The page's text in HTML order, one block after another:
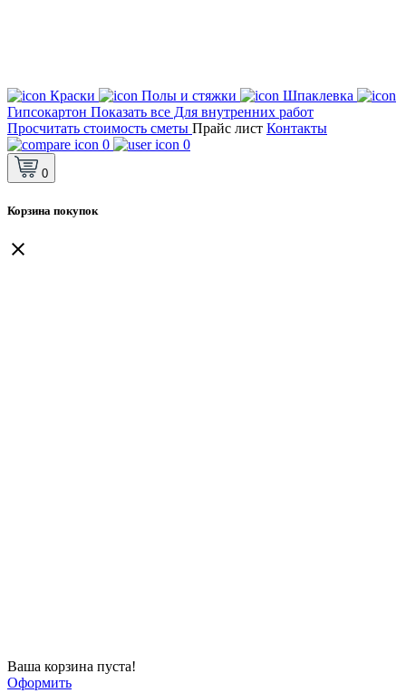
Краски Полы и стяжки
Шпаклевка
Гипсокартон Показать все Для внутренних работ
Просчитать стоимость сметы Прайс лист Контакты
0
0
0
Корзина покупок
Ваша корзина пуста!
Оформить